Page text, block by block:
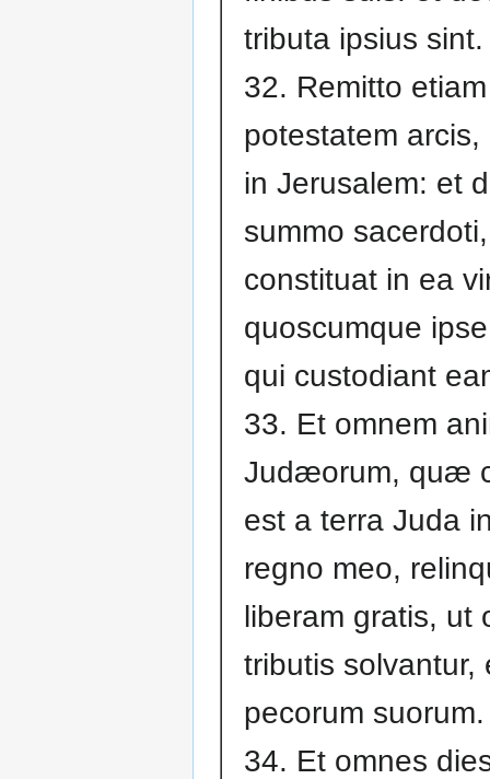
tributa ipsius sint.
32. Remitto etiam
potestatem
in Jerusalem: et
summo
constituat in ea
quoscumque
qui custodiant
33. Et omnem
Judæorum, quæ
est a terra Juda
regno meo,
liberam gratis, ut
tributis solvantur,
pecorum suorum.
34. Et omnes